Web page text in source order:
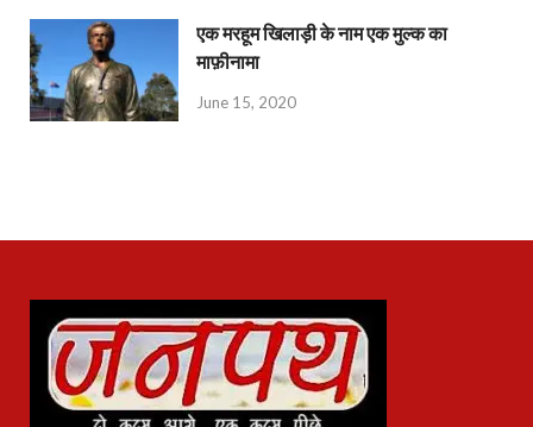
एक मरहूम खिलाड़ी के नाम एक मुल्क का
माफ़ीनामा
June 15, 2020